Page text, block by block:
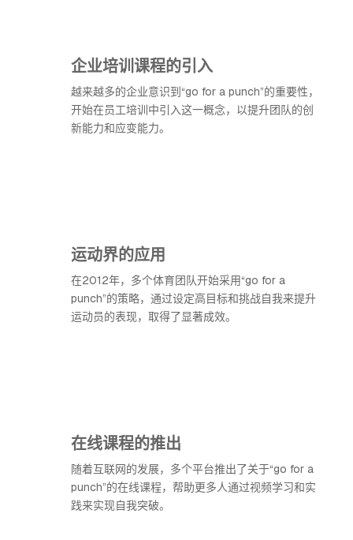
企业培训课程的引入
越来越多的企业意识到“go for a punch”的重要性，
开始在员工培训中引入这一概念，以提升团队的创
新能力和应变能力。
运动界的应用
在2012年，多个体育团队开始采用“go for a
punch”的策略，通过设定高目标和挑战自我来提升
运动员的表现，取得了显著成效。
在线课程的推出
随着互联网的发展，多个平台推出了关于“go for a
punch”的在线课程，帮助更多人通过视频学习和实
践来实现自我突破。